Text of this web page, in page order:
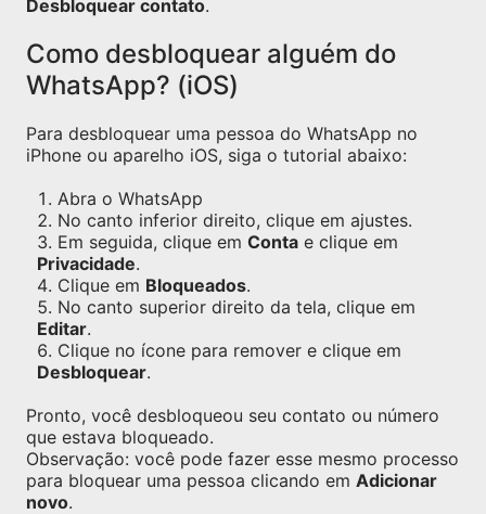
Desbloquear contato.
Como desbloquear alguém do
WhatsApp? (iOS)
Para desbloquear uma pessoa do WhatsApp no
iPhone ou aparelho iOS, siga o tutorial abaixo:
Abra o WhatsApp
No canto inferior direito, clique em ajustes.
Em seguida, clique em Conta e clique em
Privacidade.
Clique em Bloqueados.
No canto superior direito da tela, clique em
Editar.
Clique no ícone para remover e clique em
Desbloquear.
Pronto, você desbloqueou seu contato ou número
que estava bloqueado.
Observação: você pode fazer esse mesmo processo
para bloquear uma pessoa clicando em Adicionar
novo.